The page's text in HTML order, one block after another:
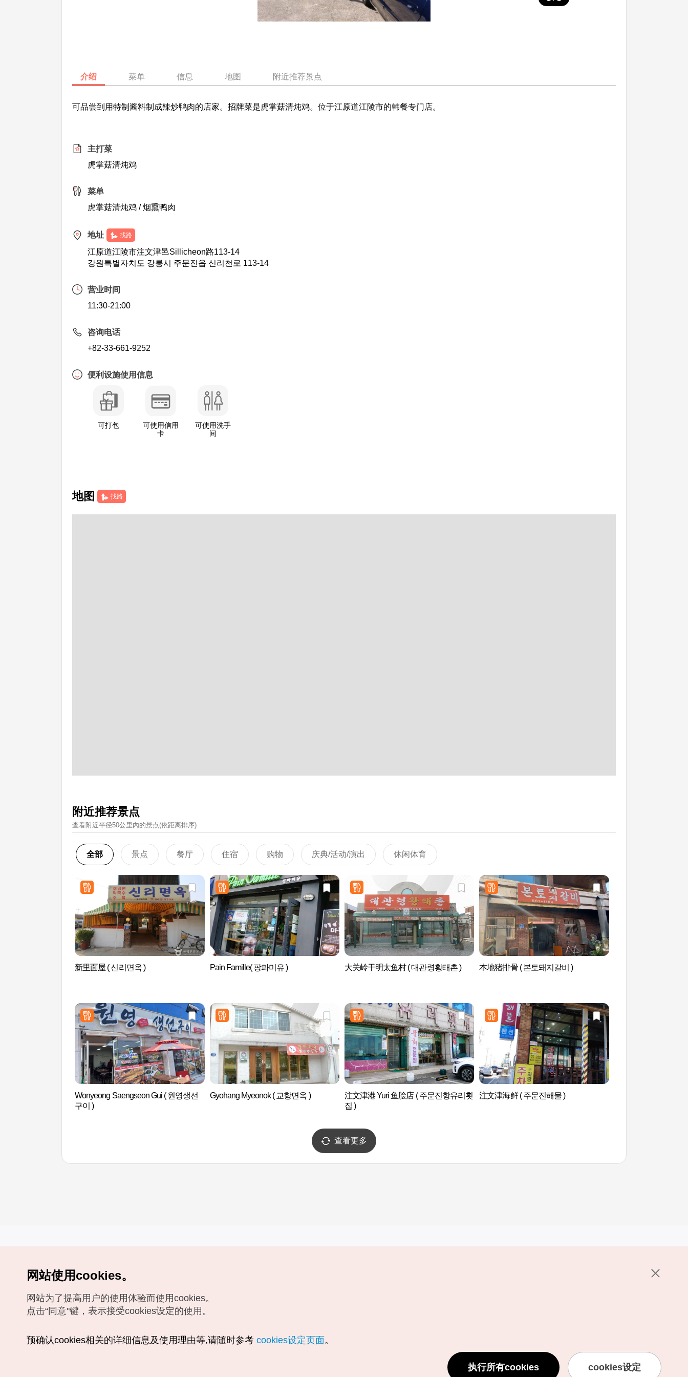
介绍 菜单 信息 地图 附近推荐景点
可品尝到用特制酱料制成辣炒鸭肉的店家。招牌菜是虎掌菇清炖鸡。位于江原道江陵市的韩餐专门店。
主打菜
虎掌菇清炖鸡
菜单
虎掌菇清炖鸡 / 烟熏鸭肉
地址 找路
江原道江陵市注文津邑Sillicheon路113-14
강원특별자치도 강릉시 주문진읍 신리천로 113-14
营业时间
11:30-21:00
咨询电话
+82-33-661-9252
便利设施使用信息
可打包
可使用信用
卡
可使用洗手
间
地图 找路
附近推荐景点
查看附近半径50公里內的景点(依距离排序)
全部 景点 餐厅 住宿 购物 庆典/活动/演出 休闲体育
新里面屋 ( 신리면옥 ) Pain Famille( 팡파미유 ) 大关岭干明太鱼村 ( 대관령황태촌 ) 本地猪排骨 ( 본토돼지갈비 )
Wonyeong Saengseon Gui ( 원영생선
구이 )
Gyohang Myeonok ( 교항면옥 )
注文津港 Yuri 鱼脍店 ( 주문진항유리횟
집 )
注文津海鲜 ( 주문진해물 )
查看更多
数字图书 / 电子书
定位服务使用条款
个人位置信息处理方针
如有相关疑问或建议，欢迎来信。VISITKOREA官方邮箱
chnsim@knto.or.kr
网站使用cookies。
网站为了提高用户的使用体验而使用cookies。
点击“同意"键，表示接受cookies设定的使用。
预确认cookies相关的详细信息及使用理由等,请随时参考 cookies设定页面。
执行所有cookies cookies设定